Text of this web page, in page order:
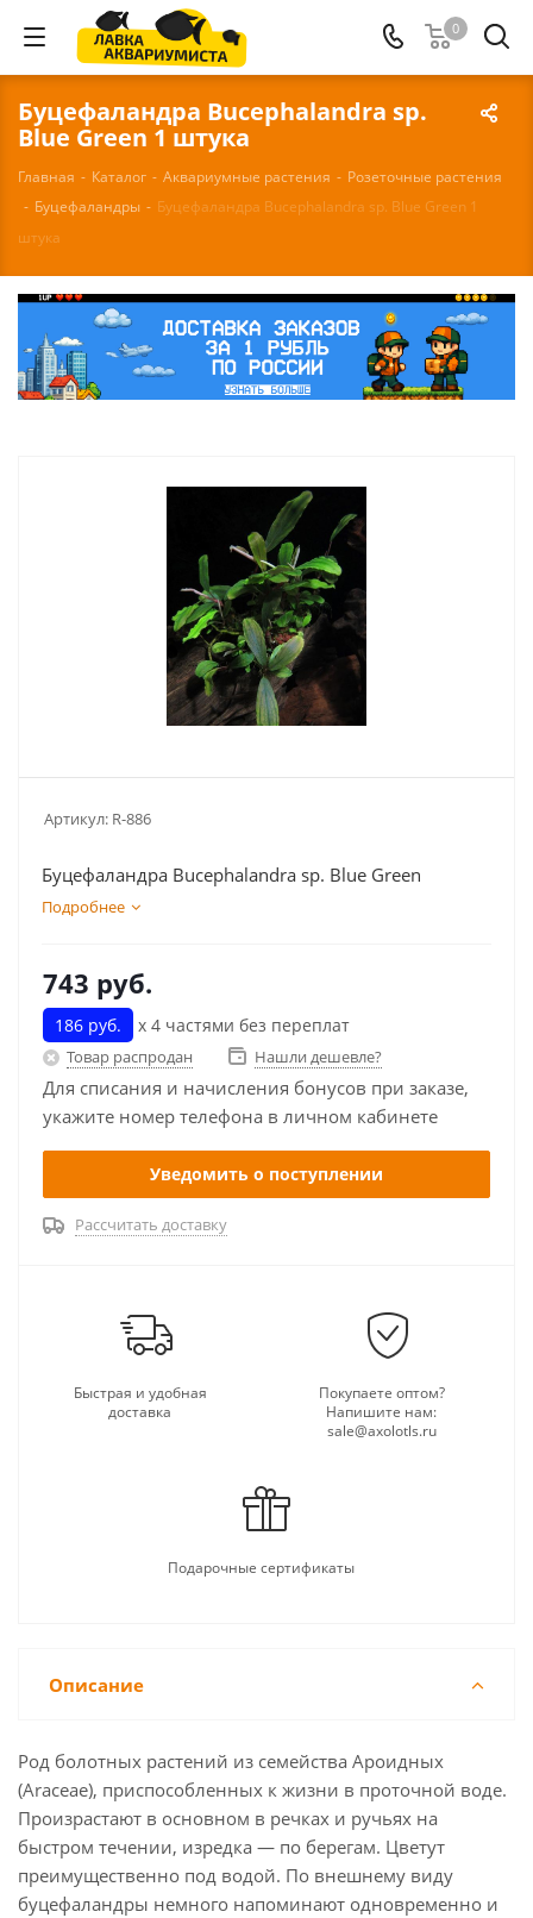
0
Буцефаландра Bucephalandra sp.
Blue Green 1 штука
Главная - Каталог - Аквариумные растения - Розеточные растения
- Буцефаландры - Буцефаландра Bucephalandra sp. Blue Green 1
штука
Артикул: R-886
Буцефаландра Bucephalandra sp. Blue Green
Подробнее
743 руб.
186 руб. х 4 частями без переплат
Товар распродан Нашли дешевле?
Для списания и начисления бонусов при заказе,
укажите номер телефона в личном кабинете
Уведомить о поступлении
Рассчитать доставку
Быстрая и удобная
доставка
Покупаете оптом?
Напишите нам:
sale@axolotls.ru
Подарочные сертификаты
Описание
Род болотных растений из семейства Ароидных
(Araceae), приспособленных к жизни в проточной воде.
Произрастают в основном в речках и ручьях на
быстром течении, изредка — по берегам. Цветут
преимущественно под водой. По внешнему виду
буцефаландры немного напоминают одновременно и